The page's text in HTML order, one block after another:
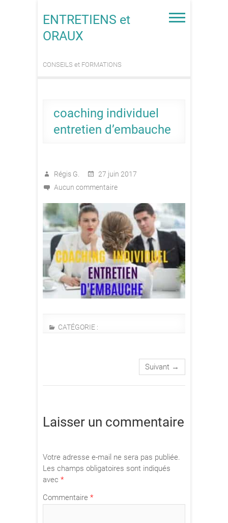
ENTRETIENS et
ORAUX
CONSEILS et FORMATIONS
coaching individuel
entretien d’embauche
Régis G.
27 juin 2017
Aucun commentaire
CATÉGORIE :
Suivant →
Laisser un commentaire
Votre adresse e-mail ne sera pas publiée.
Les champs obligatoires sont indiqués
avec *
Commentaire *